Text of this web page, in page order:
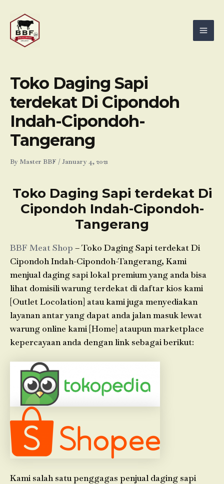
content
Toko Daging Sapi
terdekat Di Cipondoh
Indah-Cipondoh-
Tangerang
By Master BBF /January 4, 2021
Toko Daging Sapi terdekat Di
Cipondoh Indah-Cipondoh-
Tangerang
BBF Meat Shop – Toko Daging Sapi terdekat Di
Cipondoh Indah-Cipondoh-Tangerang, Kami
menjual daging sapi lokal premium yang anda bisa
lihat domisili warung terdekat di daftar kios kami
[Outlet Locolation] atau kami juga menyediakan
layanan antar yang dapat anda jalan masuk lewat
warung online kami [Home] ataupun marketplace
kepercayaan anda dengan link sebagai berikut:
Kami salah satu penggagas penjual daging sapi